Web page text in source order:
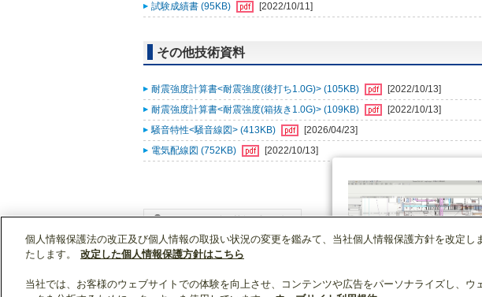
試験成績書 (95KB) [2022/10/11]
その他技術資料
耐震強度計算書<耐震強度(後打ち1.0G)> (105KB)
[2022/10/13]
耐震強度計算書<耐震強度(箱抜き1.0G)> (109KB)
[2022/10/13]
騒音特性<騒音線図> (413KB)
[2026/04/23]
電気配線図 (752KB)
[2022/10/13]
WIN2Kトップ 製品情報
個人情報保護法の改正及び個人情報の取扱い状況の変更を鑑みて、当社個人情報保護方針を改定し
たします。
改定した個人情報保護方針はこちら
当社では、お客様のウェブサイトでの体験を向上させ、コンテンツや広告をパーソナライズし、ウ